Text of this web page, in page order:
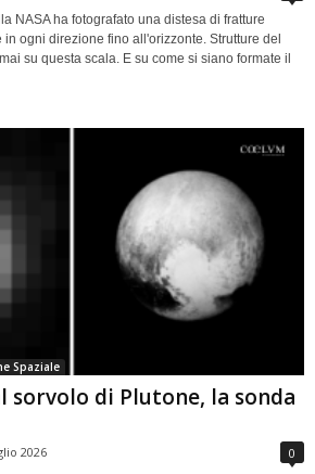
NASA ha fotografato una distesa di fratture
ogni direzione fino all'orizzonte. Strutture del
su questa scala. E su come si siano formate il
Spaziale
sorvolo di Plutone, la sonda
2026 0